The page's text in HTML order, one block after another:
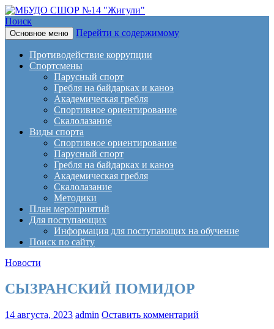
МБУДО СШОР №14
"Жигули"
Поиск
Основное меню Перейти к содержимому
Противодействие коррупции
Спортсмены
Парусный спорт
Гребля на байдарках и каноэ
Академическая гребля
Спортивное ориентирование
Скалолазание
Виды спорта
Спортивное ориентирование
Парусный спорт
Гребля на байдарках и каноэ
Академическая гребля
Скалолазание
Методики
План мероприятий
Для поступающих
Информация для поступающих на обучение
Поиск по сайту
Новости
СЫЗРАНСКИЙ ПОМИДОР
14 августа, 2023 admin Оставить комментарий